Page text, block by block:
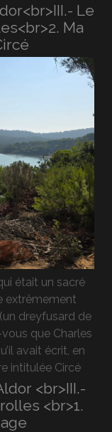
Le
Ma
était un sacré
extrêmement
dreyfusard de
que Charles
avait écrit, en
intitulée Circé
<br>III.-
<br>1.